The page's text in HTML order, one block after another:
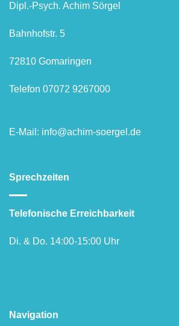
Dipl.-Psych. Achim Sörgel
Bahnhofstr. 5
72810 Gomaringen
Telefon 07072 9267000
E-Mail: info@achim-soergel.de
Sprechzeiten
Telefonische Erreichbarkeit
Di. & Do. 14:00-15:00 Uhr
Navigation